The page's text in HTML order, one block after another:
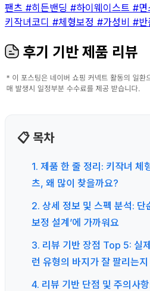
팬츠 #히든밴딩 #하이웨이스트 #면
키작녀코디 #체형보정 #가성비 #반
후기 기반 제품 리뷰
📋 목차
1. 제품 한 줄 정리: 키작녀 체
츠, 왜 많이 찾을까요?
2. 상세 정보 및 스펙 분석: 단
보정 설계’에 가까워요
3. 리뷰 기반 장점 Top 5: 실
런 유형의 바지가 잘 팔리는
4. 리뷰 기반 단점 및 주의사